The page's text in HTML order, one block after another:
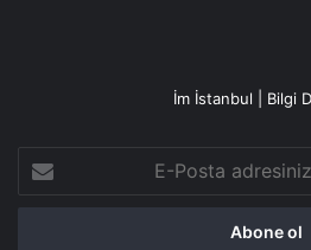
İm İstanbul | Bilgi
Posta
adresinizi